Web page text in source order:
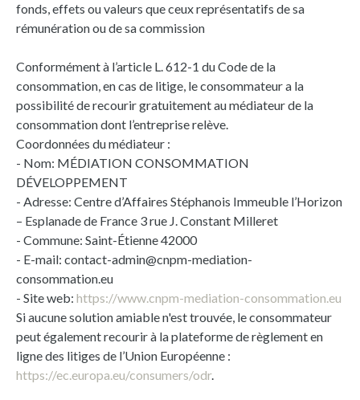
fonds, effets ou valeurs que ceux représentatifs de sa
rémunération ou de sa commission
Conformément à l’article L. 612-1 du Code de la
consommation, en cas de litige, le consommateur a la
possibilité de recourir gratuitement au médiateur de la
consommation dont l’entreprise relève.
Coordonnées du médiateur :
- Nom: MÉDIATION CONSOMMATION
DÉVELOPPEMENT
- Adresse: Centre d’Affaires Stéphanois Immeuble l’Horizon
– Esplanade de France 3 rue J. Constant Milleret
- Commune: Saint-Étienne 42000
- E-mail: contact-admin@cnpm-mediation-
consommation.eu
- Site web: https://www.cnpm-mediation-consommation.eu
Si aucune solution amiable n'est trouvée, le consommateur
peut également recourir à la plateforme de règlement en
ligne des litiges de l’Union Européenne :
https://ec.europa.eu/consumers/odr.